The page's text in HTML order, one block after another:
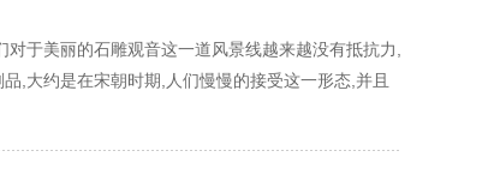
于美丽的石雕观音这一道风景线越来越没有抵抗力,
,大约是在宋朝时期,人们慢慢的接受这一形态,并且